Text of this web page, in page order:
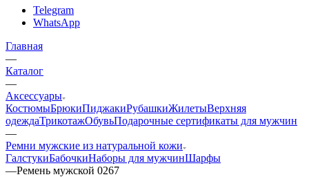
Telegram
WhatsApp
Главная
—
Каталог
—
Аксессуары
КостюмыБрюкиПиджакиРубашкиЖилетыВерхняя
одеждаТрикотажОбувьПодарочные сертификаты для мужчин
—
Ремни мужские из натуральной кожи
ГалстукиБабочкиНаборы для мужчинШарфы
—Ремень мужской 0267